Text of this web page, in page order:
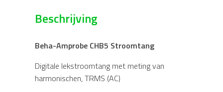
Beschrijving
Beha-Amprobe CHB5 Stroomtang
Digitale lekstroomtang met meting van
harmonischen, TRMS (AC)